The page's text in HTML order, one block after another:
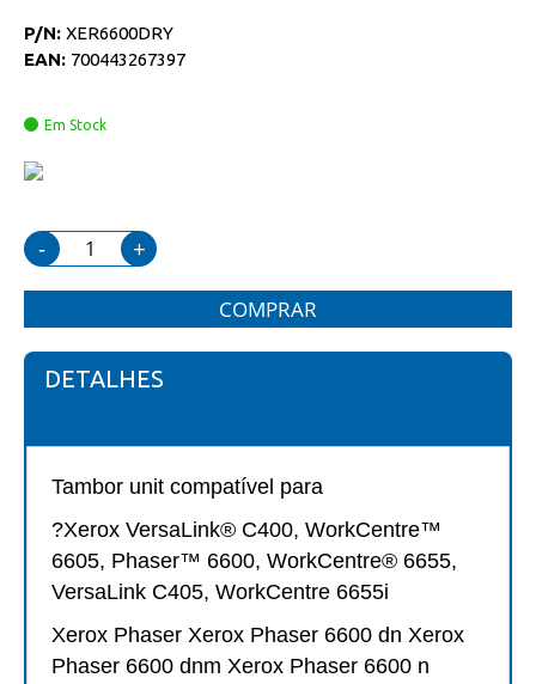
P/N: XER6600DRY
EAN: 700443267397
Em Stock
- +
COMPRAR
DETALHES
Tambor unit compatível para
?Xerox VersaLink® C400, WorkCentre™
6605, Phaser™ 6600, WorkCentre® 6655,
VersaLink C405, WorkCentre 6655i
Xerox Phaser Xerox Phaser 6600 dn Xerox
Phaser 6600 dnm Xerox Phaser 6600 n